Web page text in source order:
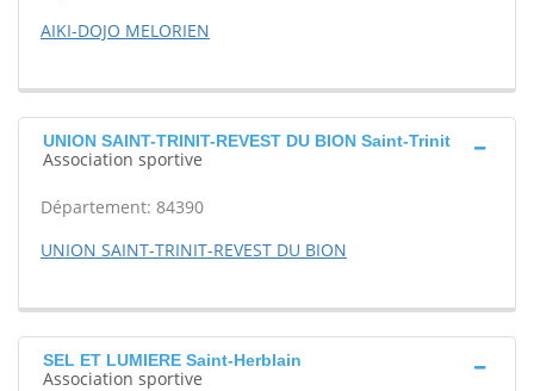
AIKI-DOJO MELORIEN
UNION SAINT-TRINIT-REVEST DU BION Saint-Trinit
Association sportive
Département: 84390
UNION SAINT-TRINIT-REVEST DU BION
SEL ET LUMIERE Saint-Herblain
Association sportive